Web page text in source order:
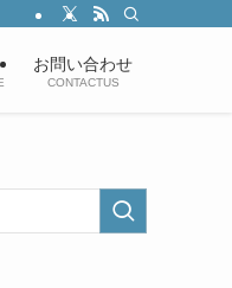
お問い合わせ
CONTACTUS